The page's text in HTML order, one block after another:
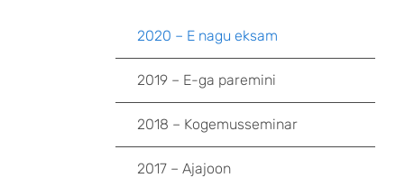
2020 – E nagu eksam
2019 – E-ga paremini
2018 – Kogemusseminar
2017 – Ajajoon